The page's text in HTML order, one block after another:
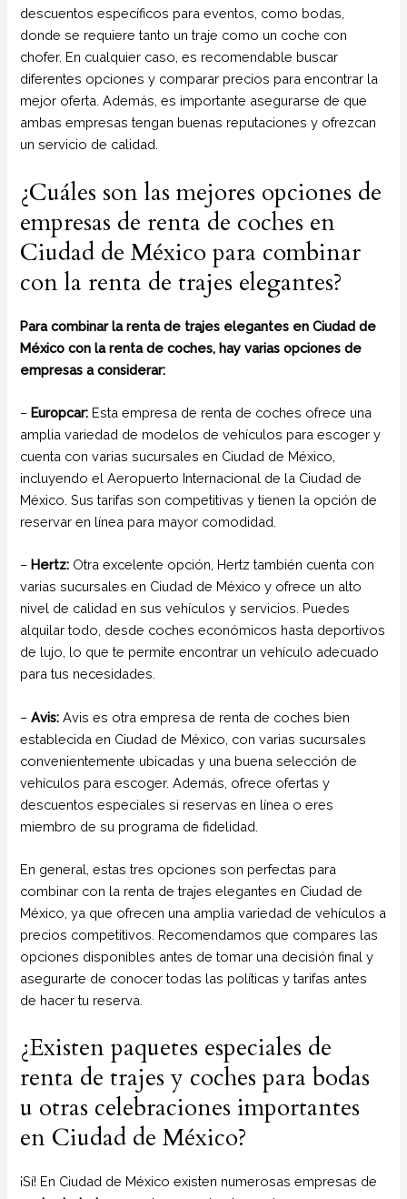
descuentos específicos para eventos, como bodas,
donde se requiere tanto un traje como un coche con
chofer. En cualquier caso, es recomendable buscar
diferentes opciones y comparar precios para encontrar la
mejor oferta. Además, es importante asegurarse de que
ambas empresas tengan buenas reputaciones y ofrezcan
un servicio de calidad.
¿Cuáles son las mejores opciones de
empresas de renta de coches en
Ciudad de México para combinar
con la renta de trajes elegantes?
Para combinar la renta de trajes elegantes en Ciudad de
México con la renta de coches, hay varias opciones de
empresas a considerar:
–Europcar: Esta empresa de renta de coches ofrece una
amplia variedad de modelos de vehículos para escoger y
cuenta con varias sucursales en Ciudad de México,
incluyendo el Aeropuerto Internacional de la Ciudad de
México. Sus tarifas son competitivas y tienen la opción de
reservar en línea para mayor comodidad.
–Hertz: Otra excelente opción, Hertz también cuenta con
varias sucursales en Ciudad de México y ofrece un alto
nivel de calidad en sus vehículos y servicios. Puedes
alquilar todo, desde coches económicos hasta deportivos
de lujo, lo que te permite encontrar un vehículo adecuado
para tus necesidades.
–Avis: Avis es otra empresa de renta de coches bien
establecida en Ciudad de México, con varias sucursales
convenientemente ubicadas y una buena selección de
vehículos para escoger. Además, ofrece ofertas y
descuentos especiales si reservas en línea o eres
miembro de su programa de fidelidad.
En general, estas tres opciones son perfectas para
combinar con la renta de trajes elegantes en Ciudad de
México, ya que ofrecen una amplia variedad de vehículos a
precios competitivos. Recomendamos que compares las
opciones disponibles antes de tomar una decisión final y
asegurarte de conocer todas las políticas y tarifas antes
de hacer tu reserva.
¿Existen paquetes especiales de
renta de trajes y coches para bodas
u otras celebraciones importantes
en Ciudad de México?
¡Sí! En Ciudad de México existen numerosas empresas de